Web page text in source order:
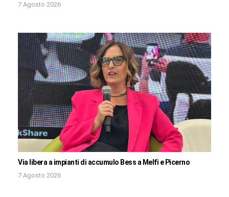
7 Agosto 2026
Via libera a impianti di accumulo Bess a Melfi e Picerno
7 Agosto 2026